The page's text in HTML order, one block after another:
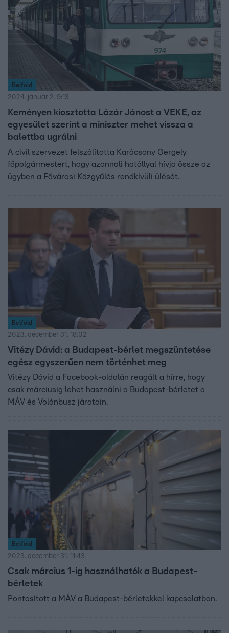
Belföld
2024. január 2. 9:13
Keményen kiosztotta Lázár Jánost a VEKE, az
egyesület szerint a miniszter mehet vissza a
balettba ugrálni
A civil szervezet felszólította Karácsony Gergely
főpolgármestert, hogy azonnali hatállyal hívja össze az
ügyben a Fővárosi Közgyűlés rendkívüli ülését.
Belföld
2023. december 31. 18:02
Vitézy Dávid: a Budapest-bérlet megszüntetése
egész egyszerűen nem történhet meg
Vitézy Dávid a Facebook-oldalán reagált a hírre, hogy
csak márciusig lehet használni a Budapest-bérletet a
MÁV és Volánbusz járatain.
Belföld
2023. december 31. 11:43
Csak március 1-ig használhatók a Budapest-
bérletek
Pontosított a MÁV a Budapest-bérletekkel kapcsolatban.